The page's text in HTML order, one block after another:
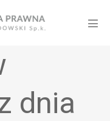
dnia